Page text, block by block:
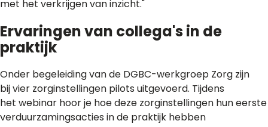
met het verkrijgen van inzicht."
Ervaringen van collega's in de
praktijk
Onder begeleiding van de DGBC-werkgroep Zorg zijn
bij vier zorginstellingen pilots uitgevoerd. Tijdens
het webinar hoor je hoe deze zorginstellingen hun eerste
verduurzamingsacties in de praktijk hebben